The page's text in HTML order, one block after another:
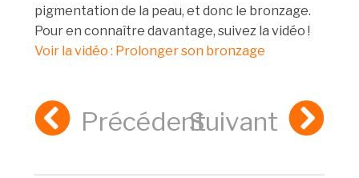
pigmentation de la peau, et donc le bronzage.
Pour en connaître davantage, suivez la vidéo !
Voir la vidéo : Prolonger son bronzage
PrécédentSuivant